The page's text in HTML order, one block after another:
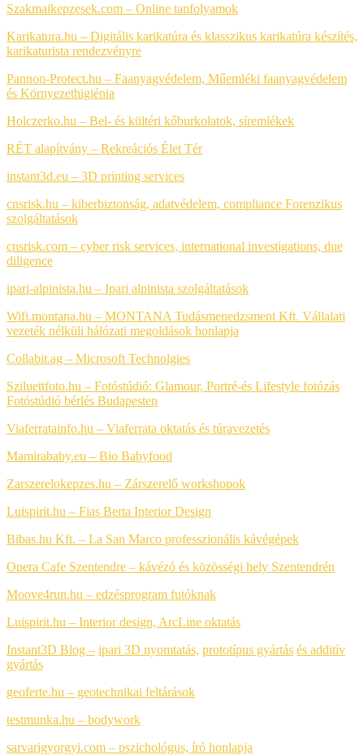
Szakmaikepzesek.com – Online tanfolyamok
Karikatura.hu – Digitális karikatúra és klasszikus karikatúra készítés,
karikaturista rendezvényre
Pannon-Protect.hu – Faanyagvédelem, Műemléki faanyagvédelem
és Környezethigiénia
Holczerko.hu – Bel- és kültéri kőburkolatok, síremlékek
RÉT alapítvány – Rekreációs Élet Tér
instant3d.eu – 3D printing services
cnsrisk.hu – kiberbiztonság, adatvédelem, compliance Forenzikus
szolgáltatások
cnsrisk.com – cyber risk services, international investigations, due
diligence
ipari-alpinista.hu – Ipari alpinista szolgáltatások
Wifi.montana.hu – MONTANA Tudásmenedzsment Kft. Vállalati
vezeték nélküli hálózati megoldások honlapja
Collabit.ag – Microsoft Technolgies
Sziluettfoto.hu – Fotóstúdió: Glamour, Portré-és Lifestyle fotózás
Fotóstúdió bérlés Budapesten
Viaferratainfo.hu – Viaferrata oktatás és túravezetés
Mamirababy.eu – Bio Babyfood
Zarszerelokepzes.hu – Zárszerelő workshopok
Luispirit.hu – Fias Berta Interior Design
Bibas.hu Kft. – La San Marco professzionális kávégépek
Opera Cafe Szentendre – kávézó és közösségi hely Szentendrén
Moove4run.hu – edzésprogram futóknak
Luispirit.hu – Interior design, ArcLine oktatás
Instant3D Blog – ipari 3D nyomtatás, prototípus gyártás és additív
gyártás
geoferte.hu – geotechnikai feltárások
testmunka.hu – bodywork
sarvarigyorgyi.com – pszichológus, író honlapja